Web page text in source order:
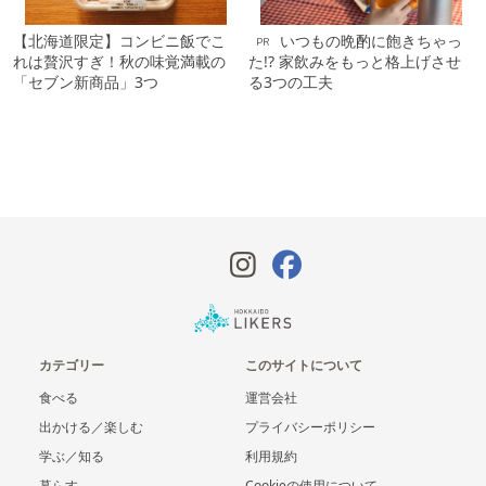
【北海道限定】コンビニ飯でこ
れは贅沢すぎ！秋の味覚満載の
「セブン新商品」3つ
PR
いつもの晩酌に飽きちゃっ
た!? 家飲みをもっと格上げさせ
る3つの工夫
カテゴリー
食べる
出かける／楽しむ
学ぶ／知る
このサイトについて
運営会社
プライバシーポリシー
利用規約